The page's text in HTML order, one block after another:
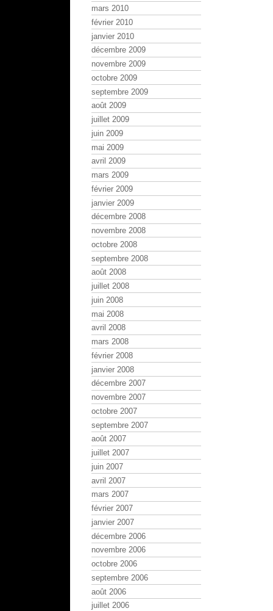
mars 2010
février 2010
janvier 2010
décembre 2009
novembre 2009
octobre 2009
septembre 2009
août 2009
juillet 2009
juin 2009
mai 2009
avril 2009
mars 2009
février 2009
janvier 2009
décembre 2008
novembre 2008
octobre 2008
septembre 2008
août 2008
juillet 2008
juin 2008
mai 2008
avril 2008
mars 2008
février 2008
janvier 2008
décembre 2007
novembre 2007
octobre 2007
septembre 2007
août 2007
juillet 2007
juin 2007
avril 2007
mars 2007
février 2007
janvier 2007
décembre 2006
novembre 2006
octobre 2006
septembre 2006
août 2006
juillet 2006